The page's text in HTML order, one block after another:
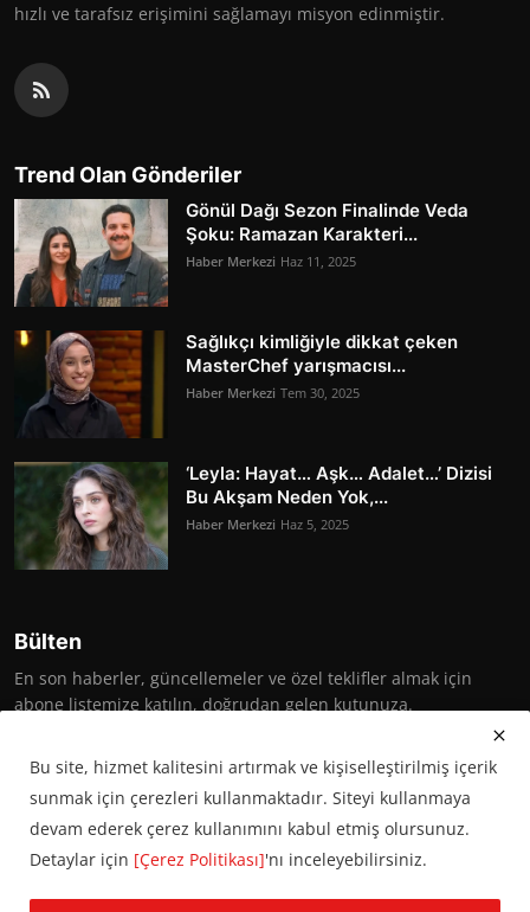
hızlı ve tarafsız erişimini sağlamayı misyon edinmiştir.
Trend Olan Gönderiler
Gönül Dağı Sezon Finalinde Veda
Şoku: Ramazan Karakteri...
Haber Merkezi Haz 11, 2025
Sağlıkçı kimliğiyle dikkat çeken
MasterChef yarışmacısı...
Haber Merkezi Tem 30, 2025
‘Leyla: Hayat… Aşk… Adalet…’ Dizisi
Bu Akşam Neden Yok,...
Haber Merkezi Haz 5, 2025
Bülten
En son haberler, güncellemeler ve özel teklifler almak için
abone listemize katılın, doğrudan gelen kutunuza.
Abone Ol
Bu site, hizmet kalitesini artırmak ve kişiselleştirilmiş içerik
sunmak için çerezleri kullanmaktadır. Siteyi kullanmaya
devam ederek çerez kullanımını kabul etmiş olursunuz.
Detaylar için [Çerez Politikası]'nı inceleyebilirsiniz.